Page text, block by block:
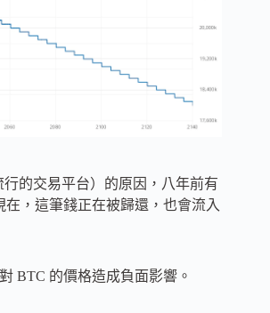
行的交易平台）的原因，八年前有
在，這筆錢正在被歸還，也會流入
BTC 的價格造成負面影響。